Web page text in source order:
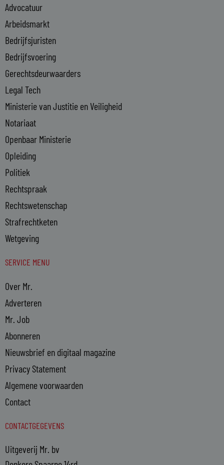
d
i
n
-
i
n
Advocatuur
Arbeidsmarkt
Bedrijfsjuristen
Bedrijfsvoering
Gerechtsdeurwaarders
Legal Tech
Ministerie van Justitie en Veiligheid
Notariaat
Openbaar Ministerie
Opleiding
Politiek
Rechtspraak
Rechtswetenschap
Strafrechtketen
Wetgeving
SERVICE MENU
Over Mr.
Adverteren
Mr. Job
Abonneren
Nieuwsbrief en digitaal magazine
Privacy Statement
Algemene voorwaarden
Contact
CONTACTGEGEVENS
Uitgeverij Mr. bv